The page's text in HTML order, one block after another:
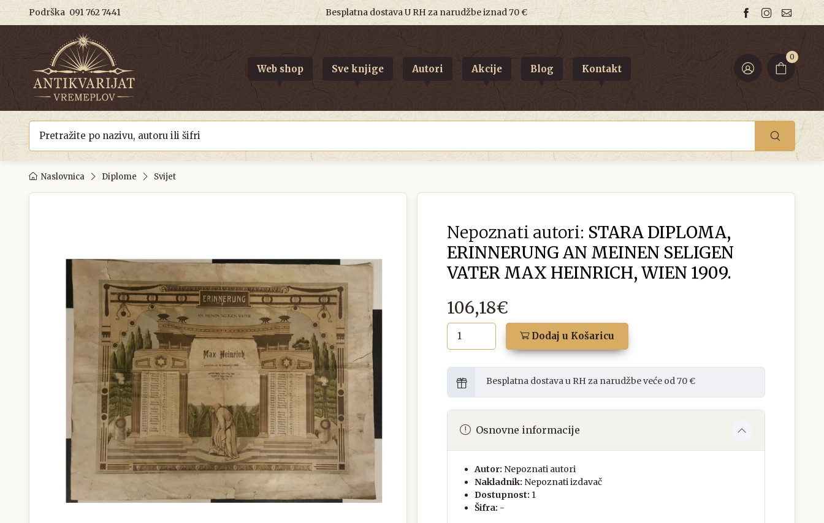
Podrška 091 762 7441 Besplatna dostava U RH za narudžbe iznad 70 €
0
Web shop Sve knjige Autori Akcije Blog Kontakt
Naslovnica Diplome Svijet
Nepoznati autori: STARA DIPLOMA,
ERINNERUNG AN MEINEN SELIGEN
VATER MAX HEINRICH, WIEN 1909.
106,18€
Dodaj u Košaricu
Besplatna dostava u RH za narudžbe veće od 70 €
Osnovne informacije
Autor: Nepoznati autori
Nakladnik: Nepoznati izdavač
Dostupnost: 1
Šifra: -